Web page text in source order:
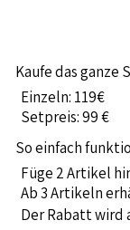
Kaufe das ganze
Einzeln: 119€
Setpreis: 99 €
So einfach
Füge 2 Artikel
Ab 3 Artikeln
Der Rabatt wird